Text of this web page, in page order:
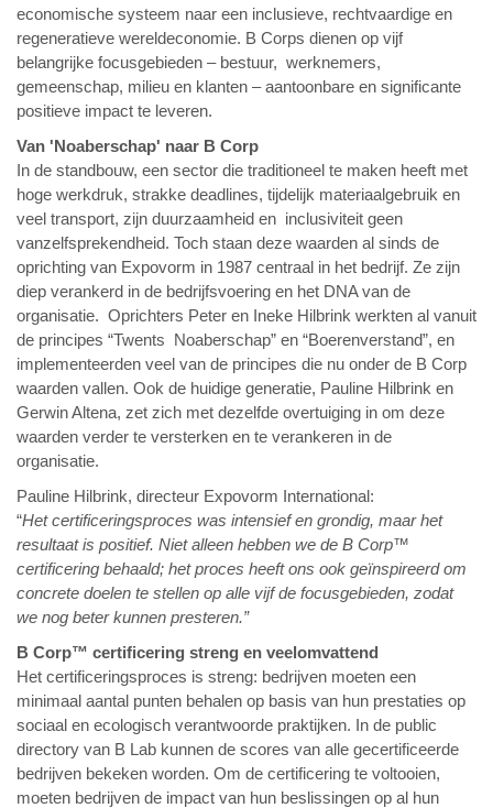
economische systeem naar een inclusieve, rechtvaardige en
regeneratieve wereldeconomie. B Corps dienen op vijf
belangrijke focusgebieden – bestuur, werknemers,
gemeenschap, milieu en klanten – aantoonbare en significante
positieve impact te leveren.
Van 'Noaberschap' naar B Corp
In de standbouw, een sector die traditioneel te maken heeft met
hoge werkdruk, strakke deadlines, tijdelijk materiaalgebruik en
veel transport, zijn duurzaamheid en inclusiviteit geen
vanzelfsprekendheid. Toch staan deze waarden al sinds de
oprichting van Expovorm in 1987 centraal in het bedrijf. Ze zijn
diep verankerd in de bedrijfsvoering en het DNA van de
organisatie. Oprichters Peter en Ineke Hilbrink werkten al vanuit
de principes “Twents Noaberschap” en “Boerenverstand”, en
implementeerden veel van de principes die nu onder de B Corp
waarden vallen. Ook de huidige generatie, Pauline Hilbrink en
Gerwin Altena, zet zich met dezelfde overtuiging in om deze
waarden verder te versterken en te verankeren in de
organisatie.
Pauline Hilbrink, directeur Expovorm International:
“Het certificeringsproces was intensief en grondig, maar het
resultaat is positief. Niet alleen hebben we de B Corp™
certificering behaald; het proces heeft ons ook geïnspireerd om
concrete doelen te stellen op alle vijf de focusgebieden, zodat
we nog beter kunnen presteren.”
B Corp™ certificering streng en veelomvattend
Het certificeringsproces is streng: bedrijven moeten een
minimaal aantal punten behalen op basis van hun prestaties op
sociaal en ecologisch verantwoorde praktijken. In de public
directory van B Lab kunnen de scores van alle gecertificeerde
bedrijven bekeken worden. Om de certificering te voltooien,
moeten bedrijven de impact van hun beslissingen op al hun